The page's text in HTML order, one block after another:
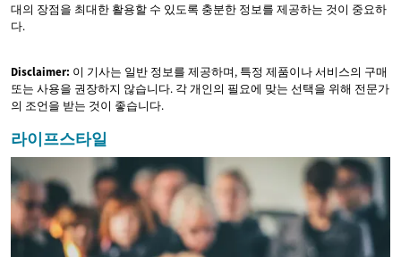
대의 장점을 최대한 활용할 수 있도록 충분한 정보를 제공하는 것이 중요하
다.
Disclaimer: 이 기사는 일반 정보를 제공하며, 특정 제품이나 서비스의 구매
또는 사용을 권장하지 않습니다. 각 개인의 필요에 맞는 선택을 위해 전문가
의 조언을 받는 것이 좋습니다.
라이프스타일